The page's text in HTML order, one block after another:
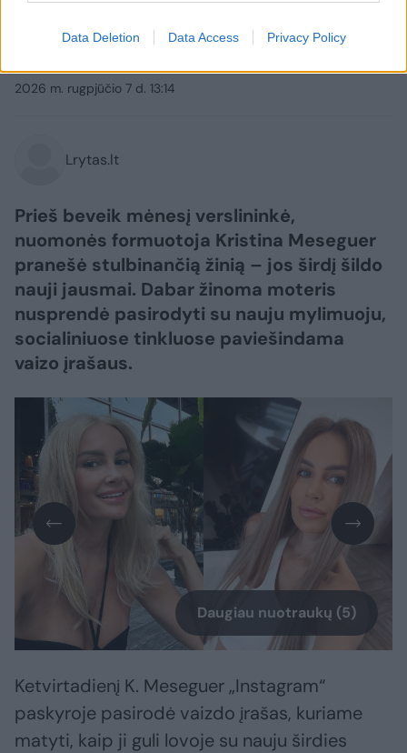
Data Deletion Data Access Privacy Policy
mylimasis(5)
2026 m. rugpjūčio 7 d. 13:14
Lrytas.lt
Prieš beveik mėnesį verslininkė,
nuomonės formuotoja Kristina Meseguer
pranešė stulbinančią žinią – jos širdį šildo
nauji jausmai. Dabar žinoma moteris
nusprendė pasirodyti su nauju mylimuoju,
socialiniuose tinkluose paviešindama
vaizo įrašaus.
Daugiau nuotraukų (5)
Ketvirtadienį K. Meseguer „Instagram“
paskyroje pasirodė vaizdo įrašas, kuriame
matyti, kaip ji guli lovoje su nauju širdies